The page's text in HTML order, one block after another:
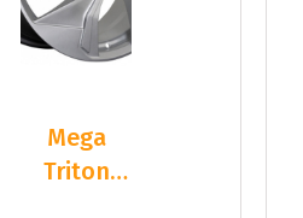
Mega
Triton